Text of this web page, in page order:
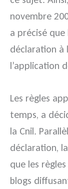
novembre
a précisé
déclaration à
l’application
Les règles
temps, a
la Cnil.
déclaration,
que les
blogs